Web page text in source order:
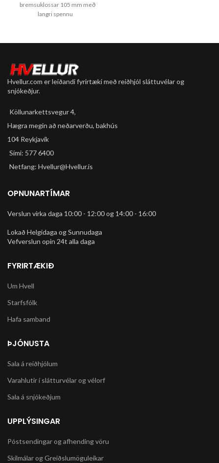
bremsuklossar 105 mm með
langri spennu
Hvellur.com er leiðandi fyrirtæki með reiðhjól sláttuvélar og
snjókeðjur.
Köllunarkettsvegur 4,
Hægra megin að neðarverðu, bakhús
104 Reykjavík
Sími: 577 6400
Netfang: Hvellur@Hvellur.is
OPNUNARTÍMAR
Verslun virka daga 10:00 - 12:00 og 14:00 - 16:00
Lokað Helgidaga og Sunnudaga
Vefverslun opin 24t alla daga
FYRIRTÆKIÐ
Um Hvell
Starfsfólk
Hafa samband
ÞJÓNUSTA
Sala á reiðhjólum
Varahlutir í slátturvélar og vélorf
Sala á snjókeðjum
UPPLÝSINGAR
Póstsendingar og afhending vöru
Skilmálar og Greiðslumöguleikar